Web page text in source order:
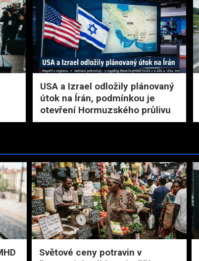
USA a Izrael odložily plánovaný
útok na Írán, podmínkou je
otevření Hormuzského průlivu
Světové ceny potravin v